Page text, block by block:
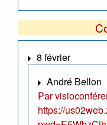
8 février
André Bellon
Par
https://